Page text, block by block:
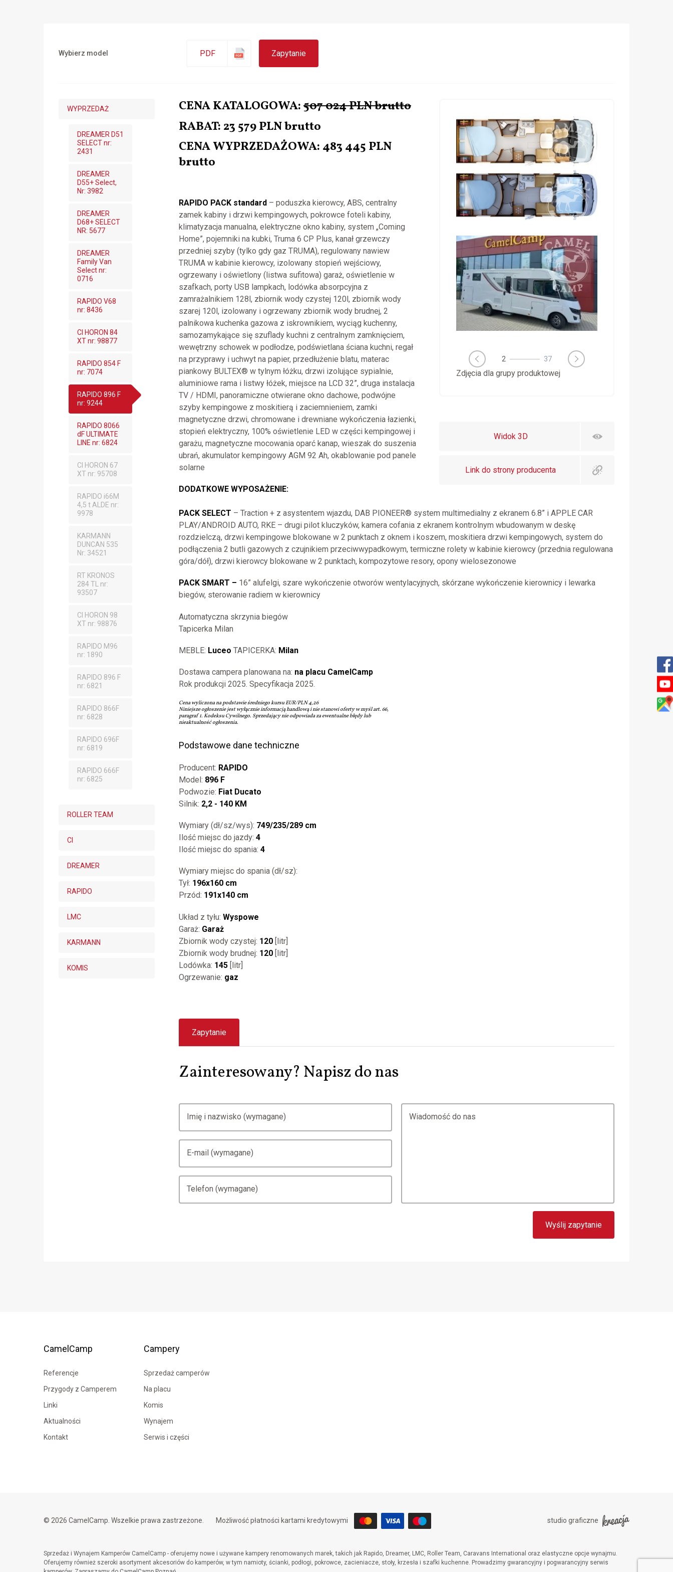
PDF Zapytanie
2 37
Zdjęcia dla grupy produktowej
Widok 3D
Link do strony producenta
CENA KATALOGOWA:507 024 PLN brutto
RABAT: 23 579 PLN brutto
CENA WYPRZEDAŻOWA: 483 445 PLN
brutto
RAPIDO PACK standard – poduszka kierowcy, ABS, centralny
zamek kabiny i drzwi kempingowych, pokrowce foteli kabiny,
klimatyzacja manualna, elektryczne okno kabiny, system „Coming
Home”, pojemniki na kubki, Truma 6 CP Plus, kanał grzewczy
przedniej szyby (tylko gdy gaz TRUMA), regulowany nawiew
TRUMA w kabinie kierowcy, izolowany stopień wejściowy,
ogrzewany i oświetlony (listwa sufitowa) garaż, oświetlenie w
szafkach, porty USB lampkach, lodówka absorpcyjna z
zamrażalnikiem 128l, zbiornik wody czystej 120l, zbiornik wody
szarej 120l, izolowany i ogrzewany zbiornik wody brudnej, 2
palnikowa kuchenka gazowa z iskrownikiem, wyciąg kuchenny,
samozamykające się szuflady kuchni z centralnym zamknięciem,
wewętrzny schowek w podłodze, podświetlana ściana kuchni, regał
na przyprawy i uchwyt na papier, przedłużenie blatu, materac
piankowy BULTEX® w tylnym łóżku, drzwi izolujące sypialnie,
aluminiowe rama i listwy łóżek, miejsce na LCD 32”, druga instalacja
TV / HDMI, panoramiczne otwierane okno dachowe, podwójne
szyby kempingowe z moskitierą i zaciemnieniem, zamki
magnetyczne drzwi, chromowane i drewniane wykończenia łazienki,
stopień elektryczny, 100% oświetlenie LED w części kempingowej i
garażu, magnetyczne mocowania oparć kanap, wieszak do suszenia
ubrań, akumulator kempingowy AGM 92 Ah, okablowanie pod panele
solarne
DODATKOWE WYPOSAŻENIE:
PACK SELECT – Traction + z asystentem wjazdu, DAB PIONEER® system multimedialny z ekranem 6.8” i APPLE CAR
PLAY/ANDROID AUTO, RKE – drugi pilot kluczyków, kamera cofania z ekranem kontrolnym wbudowanym w deskę
rozdzielczą, drzwi kempingowe blokowane w 2 punktach z oknem i koszem, moskitiera drzwi kempingowych, system do
podłączenia 2 butli gazowych z czujnikiem przeciwwypadkowym, termiczne rolety w kabinie kierowcy (przednia regulowana
góra/dół), drzwi kierowcy blokowane w 2 punktach, kompozytowe resory, opony wielosezonowe
PACK SMART – 16” alufelgi, szare wykończenie otworów wentylacyjnych, skórzane wykończenie kierownicy i lewarka
biegów, sterowanie radiem w kierownicy
Automatyczna skrzynia biegów
Tapicerka Milan
MEBLE: Luceo TAPICERKA: Milan
Dostawa campera planowana na: na placu CamelCamp
Rok produkcji 2025. Specyfikacja 2025.
Cena wyliczona na podstawie średniego kursu EUR/PLN 4,26
Niniejsze ogłoszenie jest wyłącznie informacją handlową i nie stanowi oferty w myśl art. 66,
paragraf 1. Kodeksu Cywilnego. Sprzedający nie odpowiada za ewentualne błędy lub
nieaktualność ogłoszenia.
Podstawowe dane techniczne
Producent: RAPIDO
Model: 896 F
Podwozie: Fiat Ducato
Silnik: 2,2 - 140 KM
Wymiary (dł/sz/wys): 749/235/289 cm
Ilość miejsc do jazdy: 4
Ilość miejsc do spania: 4
Wymiary miejsc do spania (dł/sz):
Tył: 196x160 cm
Przód: 191x140 cm
Układ z tyłu: Wyspowe
Garaż: Garaż
Zbiornik wody czystej: 120 [litr]
Zbiornik wody brudnej: 120 [litr]
Lodówka: 145 [litr]
Ogrzewanie: gaz
Zapytanie
Zainteresowany? Napisz do nas
Imię i nazwisko (wymagane)
E-mail (wymagane)
Telefon (wymagane)
Wiadomość do nas
Wybierz model
WYPRZEDAŻ
DREAMER D51
SELECT nr:
2431
DREAMER
D55+ Select,
Nr: 3982
DREAMER
D68+ SELECT
NR: 5677
DREAMER
Family Van
Select nr:
0716
RAPIDO V68
nr: 8436
CI HORON 84
XT nr: 98877
RAPIDO 854 F
nr: 7074
RAPIDO 896 F
nr: 9244
RAPIDO 8066
dF ULTIMATE
LINE nr: 6824
CI HORON 67
XT nr: 95708
RAPIDO i66M
4,5 t ALDE nr:
9978
KARMANN
DUNCAN 535
Nr: 34521
RT KRONOS
284 TL nr:
93507
CI HORON 98
XT nr: 98876
RAPIDO M96
nr: 1890
RAPIDO 896 F
nr: 6821
RAPIDO 866F
nr: 6828
RAPIDO 696F
nr: 6819
RAPIDO 666F
nr: 6825
ROLLER TEAM
CI
DREAMER
RAPIDO
LMC
KARMANN
KOMIS
CamelCamp
Referencje
Przygody z Camperem
Linki
Aktualności
Kontakt
Campery
Sprzedaż camperów
Na placu
Komis
Wynajem
Serwis i części
© 2026 CamelCamp. Wszelkie prawa zastrzeżone. Możliwość płatności kartami kredytowymi studio graficzne
Sprzedaż i Wynajem Kamperów CamelCamp - oferujemy nowe i używane kampery renomowanych marek, takich jak Rapido, Dreamer, LMC, Roller Team, Caravans International oraz elastyczne opcje wynajmu.
Oferujemy również szeroki asortyment akcesoriów do kamperów, w tym namioty, ścianki, podłogi, pokrowce, zacieniacze, stoły, krzesła i szafki kuchenne. Prowadzimy gwarancyjny i pogwarancyjny serwis